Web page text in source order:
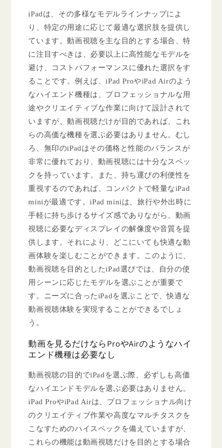
iPadは、その多様なモデルラインナップによ
り、特定の用途に応じて最適な選択肢を提供し
ています。動画視聴を主な目的とする場合、特
に注目すべきは、必要以上に高性能なモデルを
避け、コストパフォーマンスに優れた選択をす
ることです。例えば、iPad ProやiPad Airのよう
なハイエンド機種は、プロフェッショナルな用
途やクリエイティブな作業に向けて設計されて
いますが、動画視聴だけが目的であれば、これ
らの高価な機種を選ぶ必要はありません。むし
ろ、無印のiPadはその価格と性能のバランスが
非常に優れており、動画視聴には十分なスペッ
クを持っています。また、持ち運びの利便性を
重視するのであれば、コンパクトで軽量なiPad
miniが最適です。iPad miniは、旅行や外出時に
手軽に持ち歩けるサイズ感でありながら、動画
視聴に必要なディスプレイの解像度や音質を提
供します。それにより、どこにいても快適な動
画体験を楽しむことができます。このように、
動画視聴を目的としたiPad選びでは、自分の使
用シーンに応じたモデルを選ぶことが重要で
す。ニーズに合ったiPadを選ぶことで、快適な
動画視聴体験を実現することができるでしょ
う。
動画を見るだけならProやAirのようなハイ
エンド機種は必要なし
動画視聴の目的でiPadを選ぶ際、必ずしも高価
なハイエンドモデルを選ぶ必要はありません。
iPad ProやiPad Airは、プロフェッショナル向け
のクリエイティブ作業や高度なマルチタスクを
こなすためのハイスペックを備えていますが、
これらの機能は動画視聴だけを目的とする場合